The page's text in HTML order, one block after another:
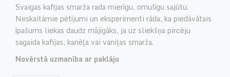
Svaigas kafijas smarža rada mierīgu, omulīgu sajūtu.
Neskaitāmie pētījumi un eksperimenti rāda, ka piedāvātais
īpašums liekas daudz mājīgāks, ja uz sliekšņa pircēju
sagaida kafijas, kanēļa vai vaniļas smarža.
Novērstā uzmanība ar paklāju